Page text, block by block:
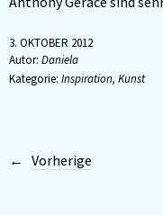
3. OKTOBER 2012
Autor: Daniela
Kategorie: Inspiration, Kunst
Vorherige